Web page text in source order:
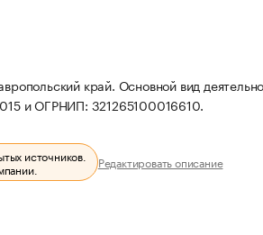
край. Основной вид
и ОГРНИП: 321265100016610.
источников.
Редактировать описание